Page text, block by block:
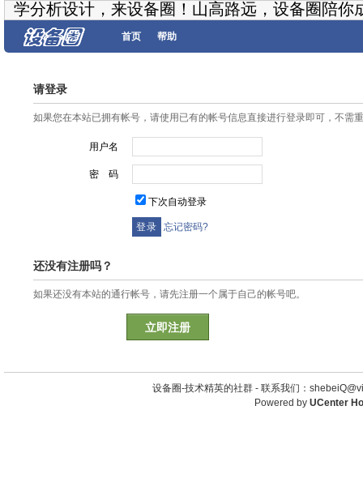
学分析设计，来设备圈！山高路远，设备圈陪你
首页 帮助
请登录
如果您在本站已拥有帐号，请使用已有的帐号信息直接进行登录即可，不需
用户名
密 码
下次自动登录
忘记密码?
还没有注册吗？
如果还没有本站的通行帐号，请先注册一个属于自己的帐号吧。
立即注册
设备圈-技术精英的社群 - 联系我们：
Powered by UCenter